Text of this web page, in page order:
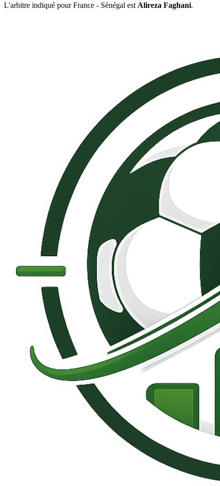
L'arbitre indiqué pour France - Sénégal est Alireza Faghani.